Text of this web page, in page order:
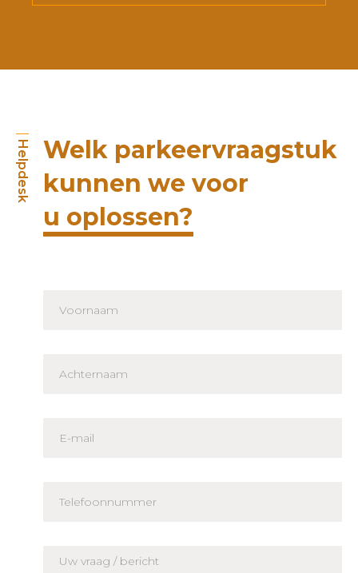
Helpdesk Welk parkeervraagstuk
kunnen we voor
u oplossen?